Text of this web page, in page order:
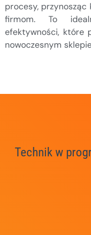
procesy, przynosząc
firmom. To
efektywności, które
nowoczesnym